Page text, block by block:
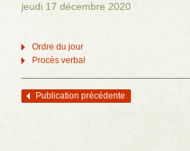
jeudi 17 décembre 2020
Ordre du jour
Procès verbal
Navigation des articles
Publication précédente